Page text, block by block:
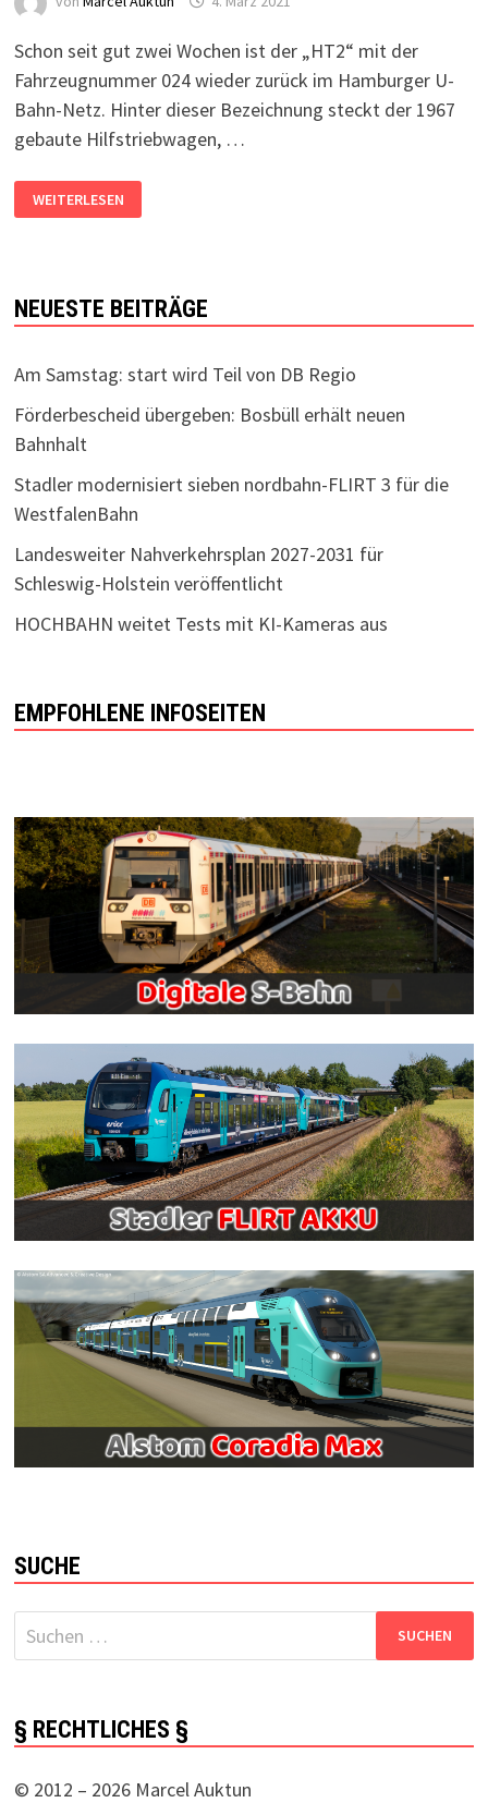
Schon seit gut zwei Wochen ist der „HT2“ mit der
Fahrzeugnummer 024 wieder zurück im Hamburger U-
Bahn-Netz. Hinter dieser Bezeichnung steckt der 1967
gebaute Hilfstriebwagen, …
IST
WIEDER
WEITERLESEN
NEUESTE BEITRÄGE
Am Samstag: start wird Teil von DB Regio
Förderbescheid übergeben: Bosbüll erhält neuen
Bahnhalt
Stadler modernisiert sieben nordbahn-FLIRT 3 für die
WestfalenBahn
Landesweiter Nahverkehrsplan 2027-2031 für
Schleswig-Holstein veröffentlicht
HOCHBAHN weitet Tests mit KI-Kameras aus
EMPFOHLENE INFOSEITEN
SUCHE
Suchen
nach:
§ RECHTLICHES §
© 2012 – 2026 Marcel Auktun